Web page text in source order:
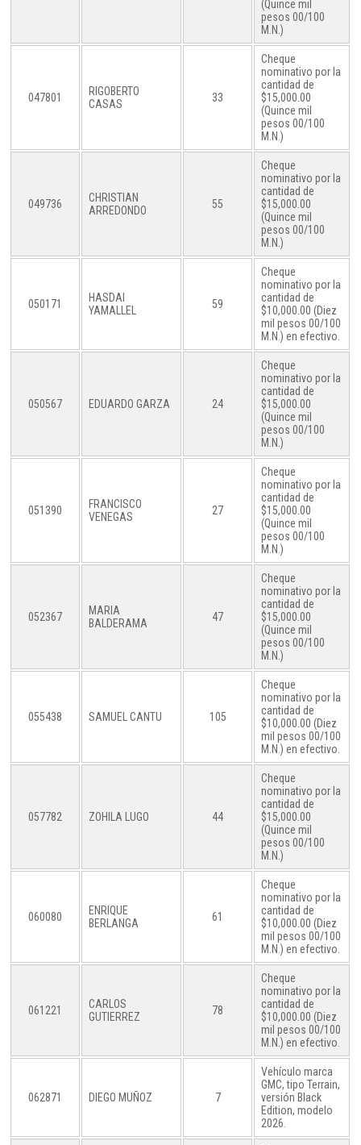
(Quince mil
pesos 00/100
M.N.)
047801
RIGOBERTO
CASAS
33
Cheque
nominativo por la
cantidad de
$15,000.00
(Quince mil
pesos 00/100
M.N.)
049736
CHRISTIAN
ARREDONDO
55
Cheque
nominativo por la
cantidad de
$15,000.00
(Quince mil
pesos 00/100
M.N.)
050171
HASDAI
YAMALLEL
59
Cheque
nominativo por la
cantidad de
$10,000.00 (Diez
mil pesos 00/100
M.N.) en efectivo.
050567 EDUARDO GARZA 24
Cheque
nominativo por la
cantidad de
$15,000.00
(Quince mil
pesos 00/100
M.N.)
051390
FRANCISCO
VENEGAS
27
Cheque
nominativo por la
cantidad de
$15,000.00
(Quince mil
pesos 00/100
M.N.)
052367
MARIA
BALDERAMA
47
Cheque
nominativo por la
cantidad de
$15,000.00
(Quince mil
pesos 00/100
M.N.)
055438 SAMUEL CANTU 105
Cheque
nominativo por la
cantidad de
$10,000.00 (Diez
mil pesos 00/100
M.N.) en efectivo.
057782 ZOHILA LUGO 44
Cheque
nominativo por la
cantidad de
$15,000.00
(Quince mil
pesos 00/100
M.N.)
060080
ENRIQUE
BERLANGA
61
Cheque
nominativo por la
cantidad de
$10,000.00 (Diez
mil pesos 00/100
M.N.) en efectivo.
061221
CARLOS
GUTIERREZ
78
Cheque
nominativo por la
cantidad de
$10,000.00 (Diez
mil pesos 00/100
M.N.) en efectivo.
062871 DIEGO MUÑOZ 7
Vehículo marca
GMC, tipo Terrain,
versión Black
Edition, modelo
2026.